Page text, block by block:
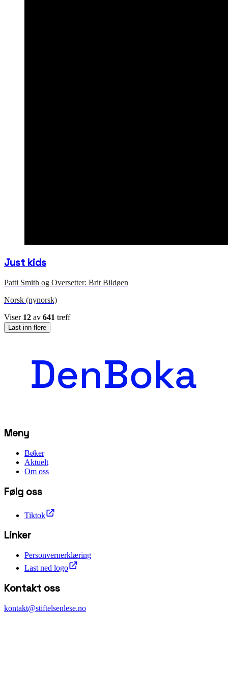
Just kids
Patti Smith og Oversetter: Brit Bildøen
Norsk (nynorsk)
Viser 12 av 641 treff
Last inn flere
Meny
Bøker
Aktuelt
Om oss
Følg oss
Tiktok
Linker
Personvernerklæring
Last ned logo
Kontakt oss
kontakt@stiftelsenlese.no